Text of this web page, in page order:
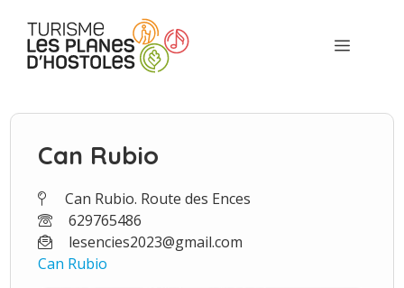
contenu
Menu
Can Rubio
Can Rubio. Route des Ences
629765486
lesencies2023@gmail.com
Can Rubio